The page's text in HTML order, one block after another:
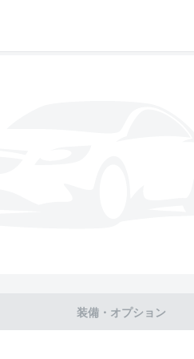
装備・オプション